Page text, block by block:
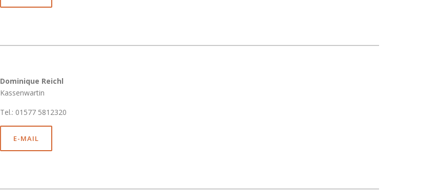
Dominique Reichl
Kassenwartin
Tel.: 01577 5812320
E-MAIL